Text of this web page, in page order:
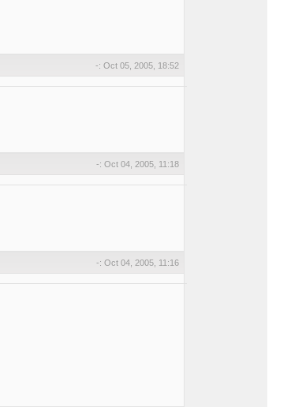
-: Oct 05, 2005, 18:52
-: Oct 04, 2005, 11:18
-: Oct 04, 2005, 11:16